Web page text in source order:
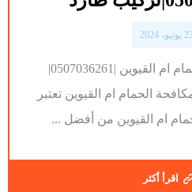
2024
شركة مكافحة الحمام ام القيوين |0507036261|
الحمام ام القيوين تعتبر
ام القيوين من أفضل ...
اقرأ أكثر